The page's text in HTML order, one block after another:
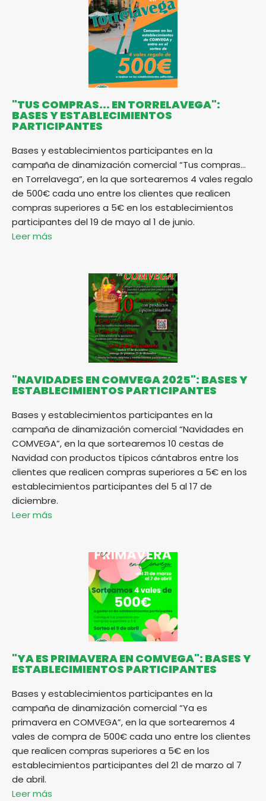
"TUS COMPRAS... EN TORRELAVEGA":
BASES Y ESTABLECIMIENTOS
PARTICIPANTES
Bases y establecimientos participantes en la
campaña de dinamización comercial “Tus compras…
en Torrelavega”, en la que sortearemos 4 vales regalo
de 500€ cada uno entre los clientes que realicen
compras superiores a 5€ en los establecimientos
participantes del 19 de mayo al 1 de junio.
Leer más
"NAVIDADES EN COMVEGA 2025": BASES Y
ESTABLECIMIENTOS PARTICIPANTES
Bases y establecimientos participantes en la
campaña de dinamización comercial “Navidades en
COMVEGA”, en la que sortearemos 10 cestas de
Navidad con productos típicos cántabros entre los
clientes que realicen compras superiores a 5€ en los
establecimientos participantes del 5 al 17 de
diciembre.
Leer más
"YA ES PRIMAVERA EN COMVEGA": BASES Y
ESTABLECIMIENTOS PARTICIPANTES
Bases y establecimientos participantes en la
campaña de dinamización comercial “Ya es
primavera en COMVEGA”, en la que sortearemos 4
vales de compra de 500€ cada uno entre los clientes
que realicen compras superiores a 5€ en los
establecimientos participantes del 21 de marzo al 7
de abril.
Leer más